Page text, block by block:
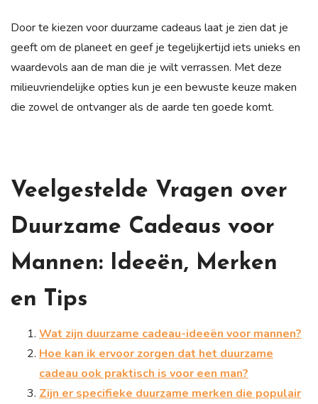
Door te kiezen voor duurzame cadeaus laat je zien dat je
geeft om de planeet en geef je tegelijkertijd iets unieks en
waardevols aan de man die je wilt verrassen. Met deze
milieuvriendelijke opties kun je een bewuste keuze maken
die zowel de ontvanger als de aarde ten goede komt.
Veelgestelde Vragen over
Duurzame Cadeaus voor
Mannen: Ideeën, Merken
en Tips
Wat zijn duurzame cadeau-ideeën voor mannen?
Hoe kan ik ervoor zorgen dat het duurzame
cadeau ook praktisch is voor een man?
Zijn er specifieke duurzame merken die populair